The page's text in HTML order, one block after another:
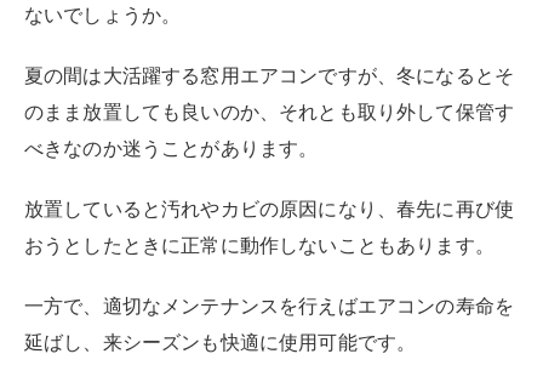
ないでしょうか。
夏の間は大活躍する窓用エアコンですが、冬になるとそ
のまま放置しても良いのか、それとも取り外して保管す
べきなのか迷うことがあります。
放置していると汚れやカビの原因になり、春先に再び使
おうとしたときに正常に動作しないこともあります。
一方で、適切なメンテナンスを行えばエアコンの寿命を
延ばし、来シーズンも快適に使用可能です。